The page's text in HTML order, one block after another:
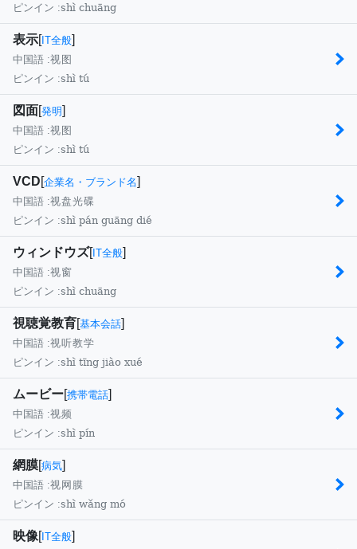
ピンイン :shì chuāng
表示[ IT全般]
中国語 :视图
ピンイン :shì tú
図面[発明]
中国語 :视图
ピンイン :shì tú
VCD[企業名・ブランド名]
中国語 :视盘光碟
ピンイン :shì pán guāng dié
ウィンドウズ[ IT全般]
中国語 :视窗
ピンイン :shì chuāng
視聴覚教育[基本会話]
中国語 :视听教学
ピンイン :shì tīng jiào xué
ムービー[携帯電話]
中国語 :视频
ピンイン :shì pín
網膜[病気]
中国語 :视网膜
ピンイン :shì wǎng mó
映像[ IT全般]